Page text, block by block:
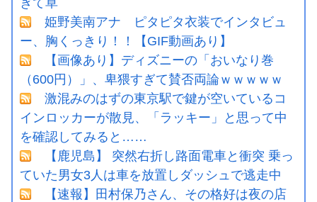
姫野美南アナ ピタピタ衣装でインタビュ
ー、胸くっきり！！【GIF動画あり】
【画像あり】ディズニーの「おいなり巻
（600円）」、卑猥すぎて賛否両論ｗｗｗｗｗ
激混みのはずの東京駅で鍵が空いているコ
インロッカーが散見、「ラッキー」と思って中
を確認してみると……
【鹿児島】 突然右折し路面電車と衝突 乗っ
ていた男女3人は車を放置しダッシュで逃走中
【速報】田村保乃さん、その格好は夜の店